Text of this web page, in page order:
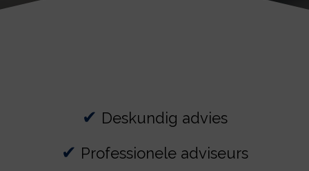
✔ Deskundig advies
✔ Professionele adviseurs